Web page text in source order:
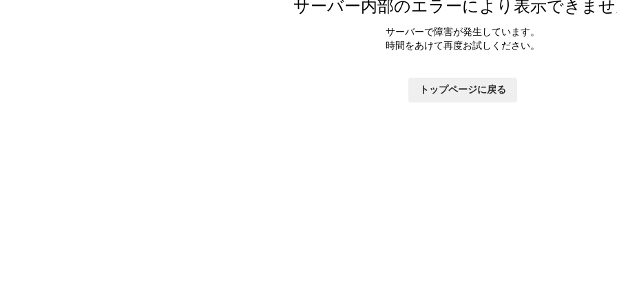
サーバー内部のエラーにより表示できま
サーバーで障害が発生しています。
時間をあけて再度お試しください。
トップページに戻る